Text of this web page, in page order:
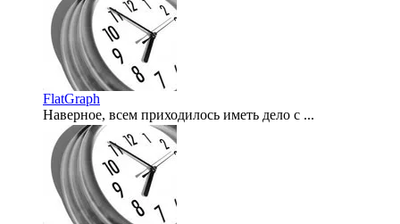
FlatGraph
Наверное, всем приходилось иметь дело с ...
2007-05-15